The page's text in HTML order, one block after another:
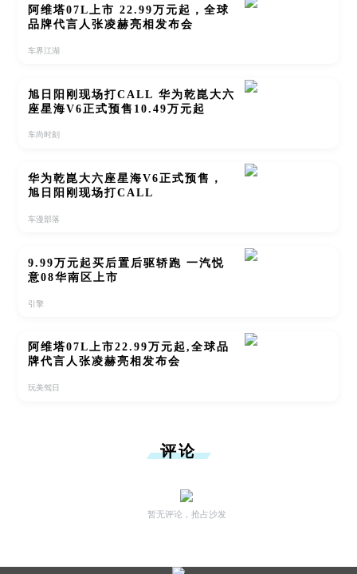
阿维塔07L上市 22.99万元起，全球
品牌代言人张凌赫亮相发布会
车界江湖
旭日阳刚现场打CALL 华为乾崑大六
座星海V6正式预售10.49万元起
车尚时刻
华为乾崑大六座星海V6正式预售，
旭日阳刚现场打CALL
车漫部落
9.99万元起买后置后驱轿跑 一汽悦
意08华南区上市
引擎
阿维塔07L上市22.99万元起,全球品
牌代言人张凌赫亮相发布会
玩美驾日
评论
暂无评论，抢占沙发